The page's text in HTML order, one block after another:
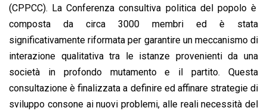
(CPPCC). LaConferenza consultiva politica del popolo è
composta da circa 3000 membri ed è stata
significativamente riformata per garantire un meccanismo di
interazione qualitativa tra le istanze provenienti da una
società in profondo mutamento e il partito. Questa
consultazione è finalizzata a definire ed affinare strategie di
sviluppo consone ai nuovi problemi, alle reali necessità del